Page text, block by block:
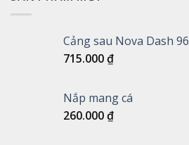
Cảng sau Nova Dash 96
715.000₫
Nắp mang cá
260.000₫